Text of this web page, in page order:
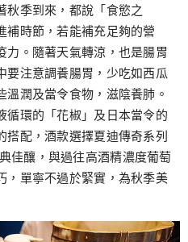
秋季到來，都說「食慾之
補時節，若能補充足夠的營
力。隨著天氣轉涼，也是腸胃
要注意調養腸胃，少吃如西瓜
潤及當令食物，滋陰養肺。
循環的「花椒」及日本當令的
搭配，酒款選擇夏迪傳奇系列
佳釀，與過往高酒精濃度葡萄
，單寧不過於緊實，為秋季美